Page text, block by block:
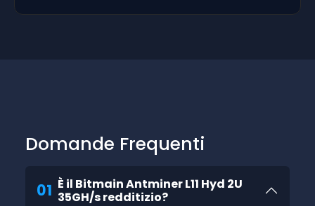
Domande Frequenti
01 È il Bitmain Antminer L11 Hyd 2U
35GH/s redditizio?